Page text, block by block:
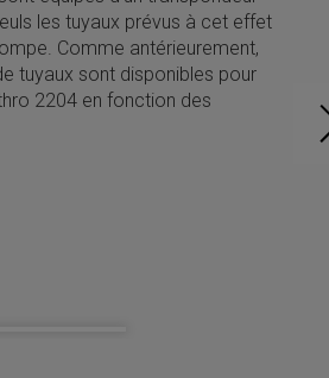
les tuyaux prévus à cet effet
Comme antérieurement,
tuyaux sont disponibles pour
2204 en fonction des